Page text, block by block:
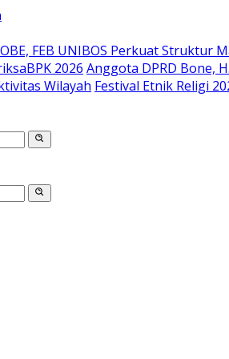
FEB UNIBOS Perkuat Struktur
2026 Anggota DPRD Bone,
Wilayah Festival Etnik Religi